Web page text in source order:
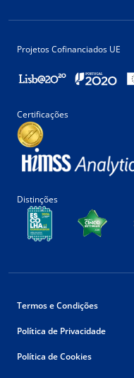
Projetos Cofinanciados UE
Certificações
Distinções
Termos e Condições
Política de Privacidade
Política de Cookies